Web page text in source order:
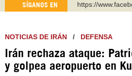
SÍGANOS EN
https://
https://t.me/
https://
WhatsApp y
NOTICIAS DE IRÁN / DEFENSA
Irán rechaza ataque:
y golpea aeropuerto en